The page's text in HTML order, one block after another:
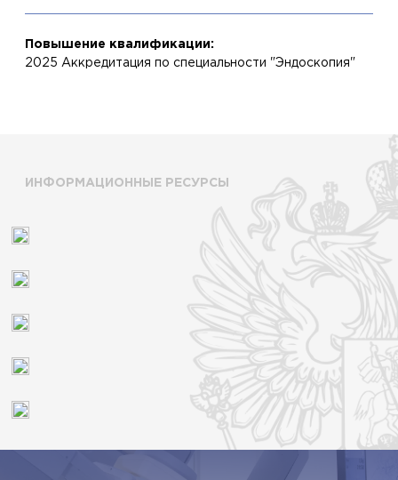
Повышение квалификации:
2025 Аккредитация по специальности "Эндоскопия"
ИНФОРМАЦИОННЫЕ РЕСУРСЫ